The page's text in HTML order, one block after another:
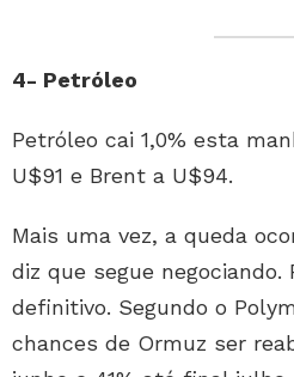
4- Petróleo
Petróleo cai 1,0% esta
U$91 e Brent a U$94.
Mais uma vez, a queda
diz que segue negociando.
definitivo. Segundo o
chances de Ormuz ser